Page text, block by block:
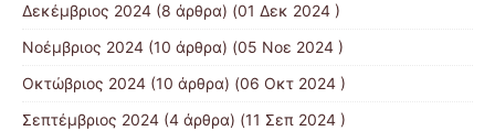
Δεκέμβριος 2024 (8 άρθρα) (01 Δεκ 2024 )
Νοέμβριος 2024 (10 άρθρα) (05 Νοε 2024 )
Οκτώβριος 2024 (10 άρθρα) (06 Οκτ 2024 )
Σεπτέμβριος 2024 (4 άρθρα) (11 Σεπ 2024 )